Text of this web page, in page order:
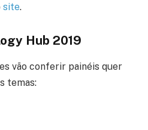
site.
Hub 2019
vão conferir painéis quer
temas: